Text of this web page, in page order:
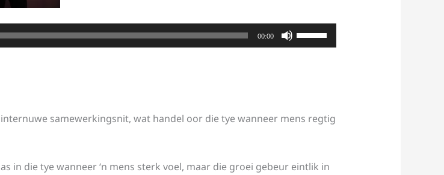
00:00
Use
Up/Down
volume.
samewerkingsnit, wat handel oor die tye wanneer mens regtig
in die tye wanneer ‘n mens sterk voel, maar die groei gebeur eintlik in